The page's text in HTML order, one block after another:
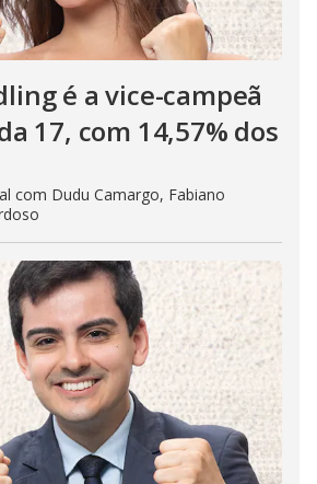
é a vice-campeã
17, com 14,57% dos
com Dudu Camargo, Fabiano